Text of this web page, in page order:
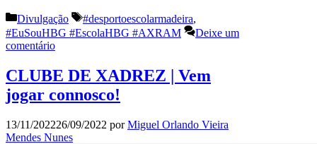
Categorias
Divulgação Etiquetas
#desportoescolarmadeira,
#EuSouHBG #EscolaHBG #AXRAM
Deixe um
comentário
CLUBE DE XADREZ | Vem
jogar connosco!
13/11/202226/09/2022 porMiguel Orlando Vieira
Mendes Nunes